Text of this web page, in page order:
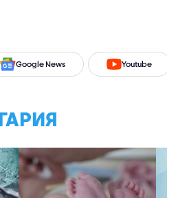
Google News Youtube